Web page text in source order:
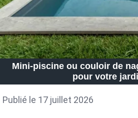
Mini-piscine ou couloir de
pour votre
Publié le 17 juillet 2026